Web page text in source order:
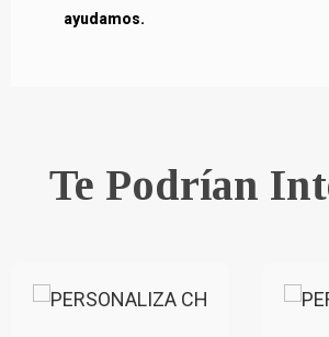
ayudamos.
Te Podrían